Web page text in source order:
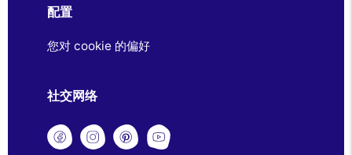
配置
您对 cookie 的偏好
社交网络